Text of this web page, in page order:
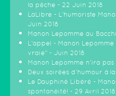
la pêche - 22 Juin 2018
LaLibre - L'humoriste
Juin 2018
Manon Lepomme au
L'appel - Manon
vraie" - Juin 2018
Manon Lepomme n'ira pas
Deux soirées d'humour à
Le Dauphiné Libéré -
spontanéité! - 29 Avril 2018